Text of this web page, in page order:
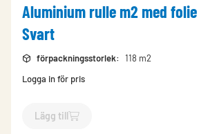
Aluminium rulle m2 med folie
Svart
förpackningsstorlek:
118 m2
Logga in för pris
Lägg till
`$Lägg till